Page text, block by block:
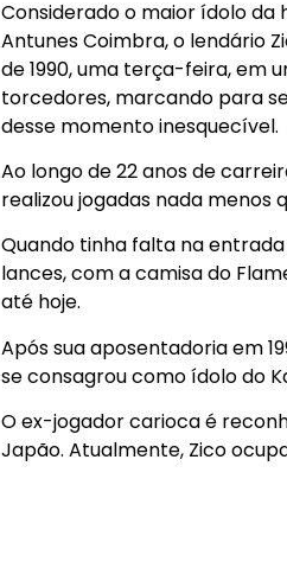
Considerado o maior ídolo da
Antunes Coimbra, o lendário
de 1990, uma terça-feira, em
torcedores, marcando para
desse momento inesquecível.
Ao longo de 22 anos de
realizou jogadas nada menos
Quando tinha falta na
lances, com a camisa do
até hoje.
Após sua aposentadoria em
se consagrou como ídolo do
O ex-jogador carioca é
Japão. Atualmente, Zico